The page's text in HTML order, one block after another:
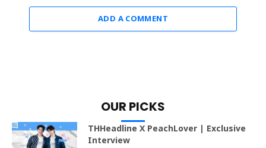
ADD A COMMENT
OUR PICKS
THHeadline X PeachLover | Exclusive
Interview